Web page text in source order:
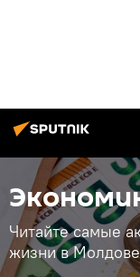
Читайте самые
жизни в